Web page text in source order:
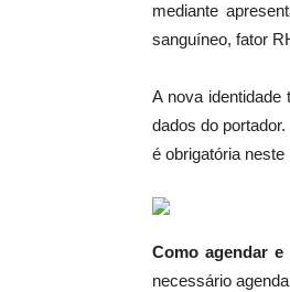
mediante
sanguíneo, fator
A nova identidade
dados do
é obrigatória neste
Como agendar
necessário